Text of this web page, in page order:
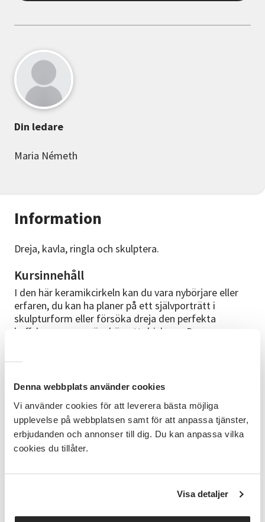
Denna webbplats använder cookies
Vi använder cookies för att leverera bästa möjliga
upplevelse på webbplatsen samt för att anpassa tjänster,
erbjudanden och annonser till dig. Du kan anpassa vilka
cookies du tillåter.
Visa detaljer
Information
Dreja, kavla, ringla och skulptera.
Kursinnehåll
I den här keramikcirkeln kan du vara nybörjare eller
erfaren, du kan ha planer på ett självporträtt i
skulpturform eller försöka dreja den perfekta
kaffekoppen som är skön att dricka ur. Du ges
Höstens kurs är på 10 träffar och vi startar Tisdagen
den 29 september kl 18:30-20:45. Sedan ses vi var
tisdag tills den 1 december.
Din ledare
Maria Németh